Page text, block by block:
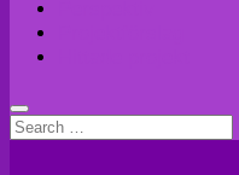
Search